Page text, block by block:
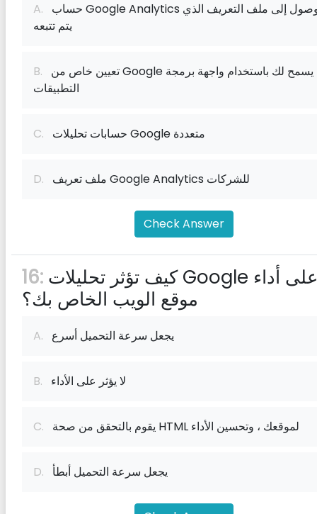
A.
يتم تتبعه
B.
التطبيقات
C. حسابات تحليلات Google متعددة
D. ملف تعريف Google Analytics للشركات
Check Answer
16:
موقع الويب الخاص بك؟
A. يجعل سرعة التحميل أسرع
B. لا يؤثر على الأداء
C. يقوم بالتحقق من صحة HTML لموقعك ، وتحسين الأداء
D. يجعل سرعة التحميل أبطأ